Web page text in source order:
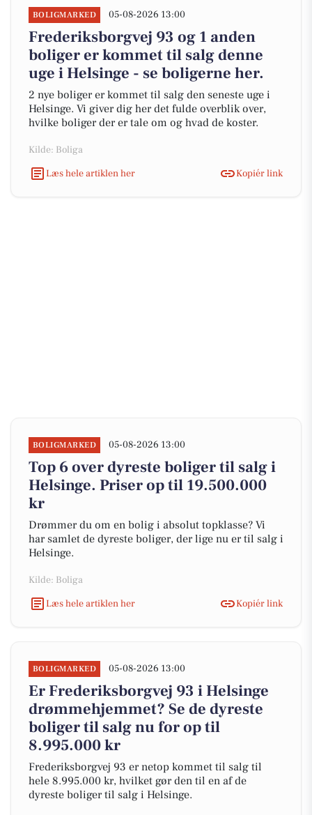
BOLIGMARKED 05-08-2026 13:00
Frederiksborgvej 93 og 1 anden
boliger er kommet til salg denne
uge i Helsinge - se boligerne her.
2 nye boliger er kommet til salg den seneste uge i
Helsinge. Vi giver dig her det fulde overblik over,
hvilke boliger der er tale om og hvad de koster.
Kilde: Boliga
Læs hele artiklen her
Kopiér link
BOLIGMARKED 05-08-2026 13:00
Top 6 over dyreste boliger til salg i
Helsinge. Priser op til 19.500.000
kr
Drømmer du om en bolig i absolut topklasse? Vi
har samlet de dyreste boliger, der lige nu er til salg i
Helsinge.
Kilde: Boliga
Læs hele artiklen her
Kopiér link
BOLIGMARKED 05-08-2026 13:00
Er Frederiksborgvej 93 i Helsinge
drømmehjemmet? Se de dyreste
boliger til salg nu for op til
8.995.000 kr
Frederiksborgvej 93 er netop kommet til salg til
hele 8.995.000 kr, hvilket gør den til en af de
dyreste boliger til salg i Helsinge.